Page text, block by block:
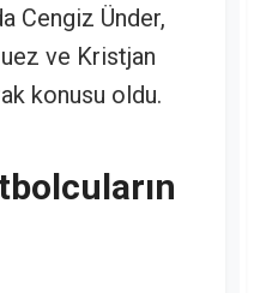
Cengiz Ünder,
ve Kristjan
konusu oldu.